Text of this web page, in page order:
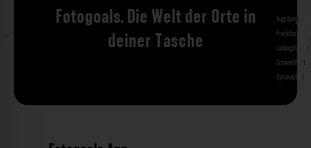
Fotogoals. Die Welt der Orte in
deiner Tasche
Augsburg
Frankfurt am
Ludwigshafen
Schweinfurt
Gjirokastra